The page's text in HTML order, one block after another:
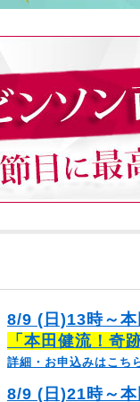
8/9 (日)13時～
「本田健流！奇
詳細・お申込みはこち
8/9 (日)21時～